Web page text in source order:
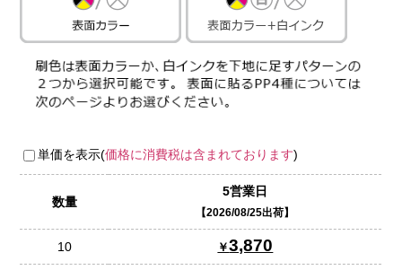
単価を表示(価格に消費税は含まれております)
数量
5営業日
2026/08/25出荷
10 3,870